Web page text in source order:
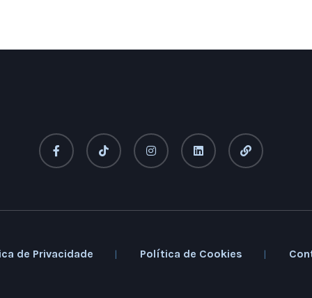
de Privacidade Política de Cookies